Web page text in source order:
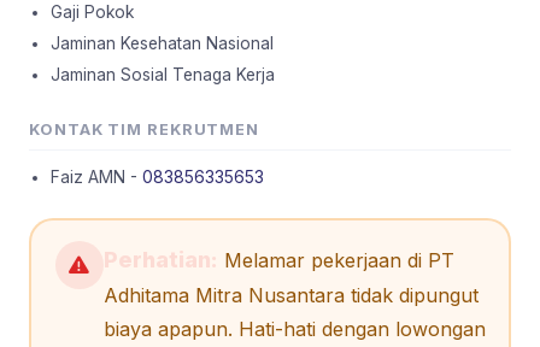
Gaji Pokok
Jaminan Kesehatan Nasional
Jaminan Sosial Tenaga Kerja
KONTAK TIM REKRUTMEN
Faiz AMN - 083856335653
Perhatian: Melamar pekerjaan di PT
Adhitama Mitra Nusantara tidak dipungut
biaya apapun. Hati-hati dengan lowongan